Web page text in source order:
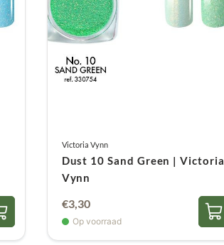
Victoria Vynn
Dust 10 Sand Green | Victoria
Vynn
€3,30
Op voorraad